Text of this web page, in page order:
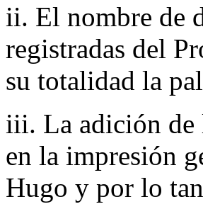
ii. El nombre de
registradas del
su totalidad la
iii. La adición de
en la impresión
Hugo y por lo